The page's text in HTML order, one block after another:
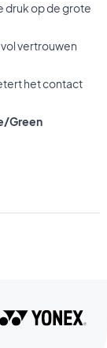
druk op de grote
vertrouwen
het contact
Green